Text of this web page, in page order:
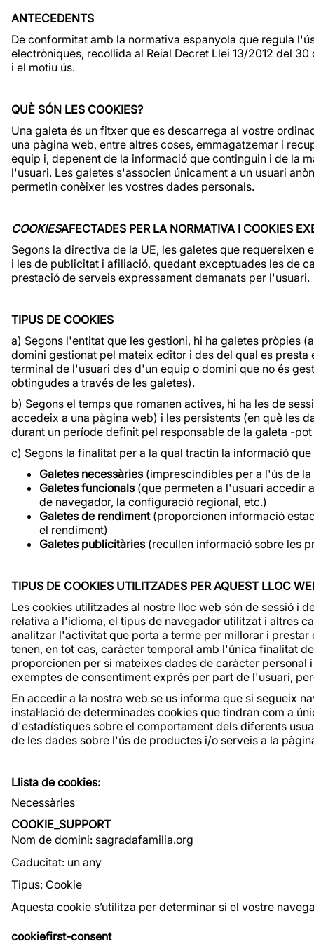
ANTECEDENTS
De conformitat amb la normativa espanyola que regula
electròniques, recollida al Reial Decret Llei 13/2012 del
i el motiu ús.
QUÈ SÓN LES COOKIES?
Una galeta és un fitxer que es descarrega al vostre
una pàgina web, entre altres coses, emmagatzemar i
equip i, depenent de la informació que continguin i de la
l'usuari. Les galetes s'associen únicament a un usuari
permetin conèixer les vostres dades personals.
COOKIESAFECTADES PER LA NORMATIVA I COOKIES
Segons la directiva de la UE, les galetes que
i les de publicitat i afiliació, quedant exceptuades les de
prestació de serveis expressament demanats per l'usuari.
TIPUS DE COOKIES
a) Segons l'entitat que les gestioni, hi ha galetes pròpies
domini gestionat pel mateix editor i des del qual es
terminal de l'usuari des d'un equip o domini que no és
obtingudes a través de les galetes).
b) Segons el temps que romanen actives, hi ha les de
accedeix a una pàgina web) i les persistents (en què les
durant un període definit pel responsable de la galeta -
c) Segons la finalitat per a la qual tractin la informació
Galetes necessàries (imprescindibles per a l'ús de
Galetes funcionals (que permeten a l'usuari accedir
de navegador, la configuració regional, etc.)
Galetes de rendiment (proporcionen informació
el rendiment)
Galetes publicitàries (recullen informació sobre les
TIPUS DE COOKIES UTILITZADES PER AQUEST LLOC
Les cookies utilitzades al nostre lloc web són de sessió i
relativa a l'idioma, el tipus de navegador utilitzat i altres
analitzar l'activitat que porta a terme per millorar i
tenen, en tot cas, caràcter temporal amb l'única finalitat
proporcionen per si mateixes dades de caràcter
exemptes de consentiment exprés per part de l'usuari,
En accedir a la nostra web se us informa que si segueix
instal·lació de determinades cookies que tindran com a
d'estadístiques sobre el comportament dels diferents
de les dades sobre l'ús de productes i/o serveis a la
Llista de cookies:
Necessàries
COOKIE_SUPPORT
Nom de domini: sagradafamilia.org
Caducitat: un any
Tipus: Cookie
Aquesta cookie s’utilitza per determinar si el vostre
cookiefirst-consent